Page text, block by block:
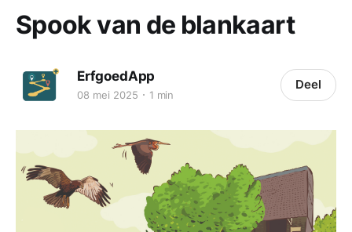
Spook van de blankaart
ErfgoedApp
08 mei 2025 1 min
Deel